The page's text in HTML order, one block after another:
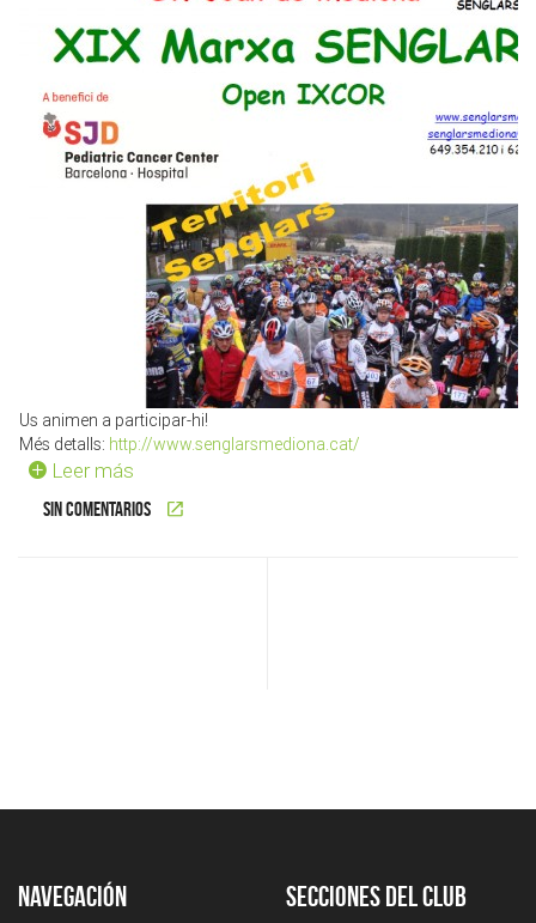
Us animen a participar-hi!
Més detalls: http://www.senglarsmediona.cat/
Leer más
Sin comentarios
Navegación Secciones del club